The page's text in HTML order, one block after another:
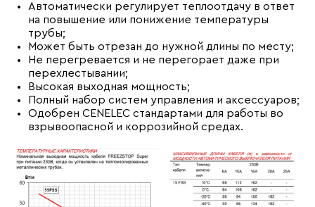
Автоматически регулирует теплоотдачу в ответ
на повышение или понижение температуры
трубы;
Может быть отрезан до нужной длины по месту;
Не перегревается и не перегорает даже при
перехлестывании;
Высокая выходная мощность;
Полный набор систем управления и аксессуаров;
Одобрен CENELEC стандартами для работы во
взрывоопасной и коррозийной средах.